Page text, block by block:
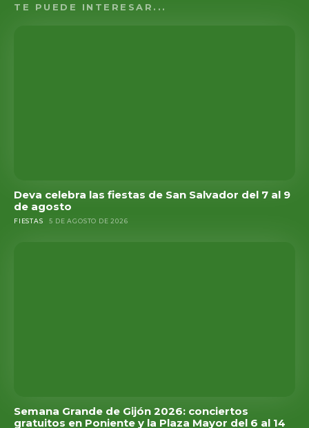
TE PUEDE INTERESAR...
Deva celebra las fiestas de San Salvador del 7 al 9
de agosto
FIESTAS 5 DE AGOSTO DE 2026
Semana Grande de Gijón 2026: conciertos
gratuitos en Poniente y la Plaza Mayor del 6 al 14